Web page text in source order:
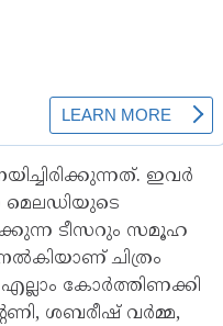
ഇവർ
മെലഡിയുടെ
ടീസറും സമൂഹ
ചിത്രം
കോർത്തിണക്കി
ശബരീഷ് വർമ്മ,